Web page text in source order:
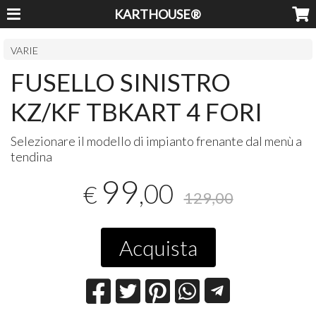
KARTHOUSE®
VARIE
FUSELLO SINISTRO
KZ/KF TBKART 4 FORI
Selezionare il modello di impianto frenante dal menù a
tendina
€ 99,00 129,00
Acquista